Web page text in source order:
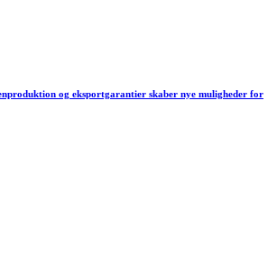
og eksportgarantier skaber nye muligheder for